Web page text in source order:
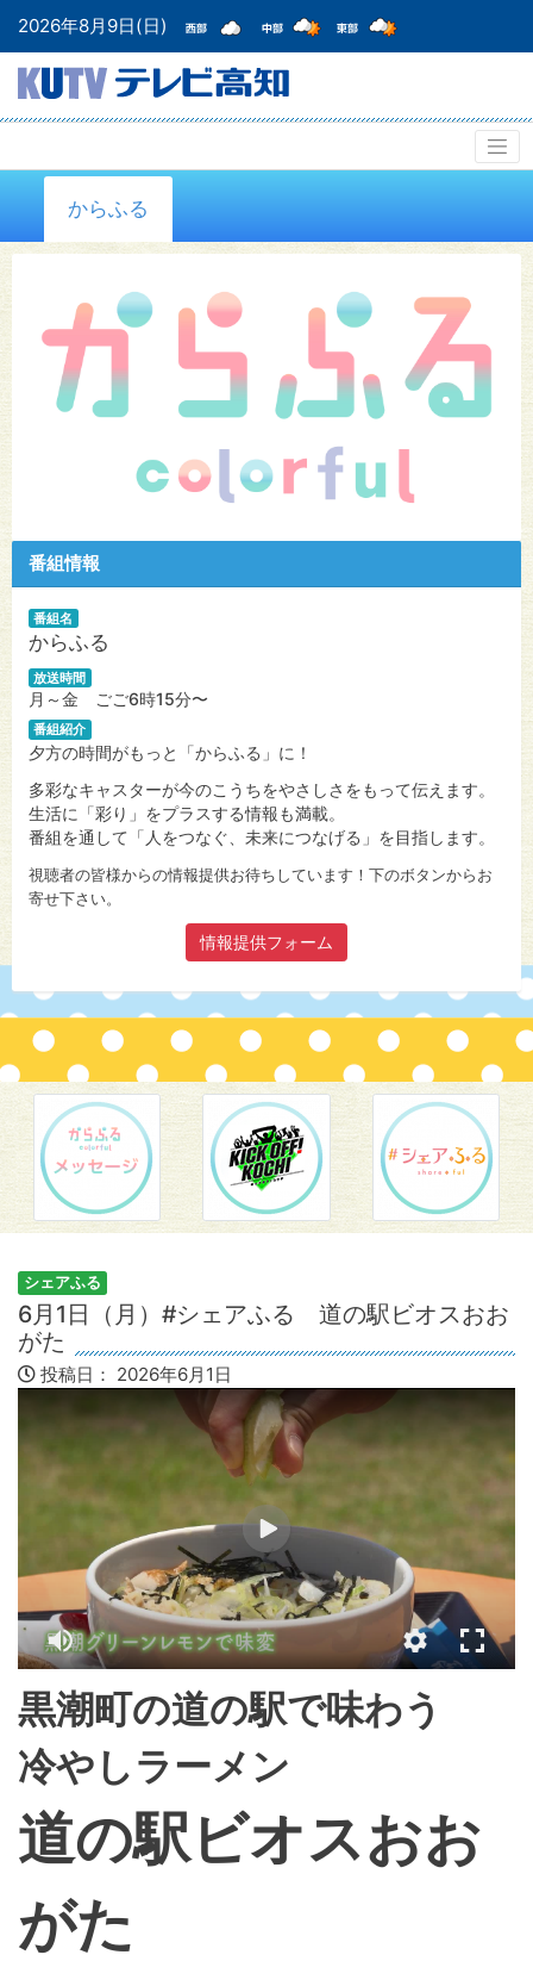
2026年8月9日(日)
からふる
番組情報
番組名
からふる
放送時間
月～金 ごご6時15分〜
番組紹介
夕方の時間がもっと「からふる」に！
多彩なキャスターが今のこうちをやさしさをもって伝えます。
生活に「彩り」をプラスする情報も満載。
番組を通して「人をつなぐ、未来につなげる」を目指します。
視聴者の皆様からの情報提供お待ちしています！下のボタンからお
寄せ下さい。
情報提供フォーム
シェアふる
6月1日（月）#シェアふる 道の駅ビオスおお
がた
投稿日： 2026年6月1日
黒潮町の道の駅で味わう
冷やしラーメン
道の駅ビオスおお
がた